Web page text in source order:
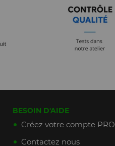
BESOIN D'AIDE
Créez votre compte PRO
Contactez nous